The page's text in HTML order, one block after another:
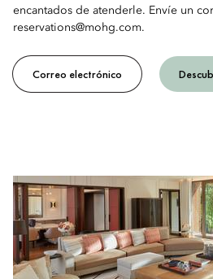
encantados de atenderle. Envíe un
reservations@mohg.com.
Correo electrónico